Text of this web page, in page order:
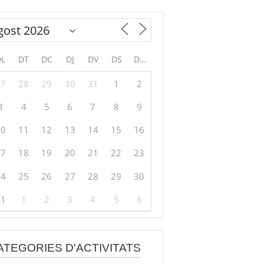
DT DC DJ DV DS DG
28 29 30 31 1
2
4 5 6 7 8
9
11 12 13 14 15
16
18 19 20 21 22
23
25 26 27 28 29
30
1 2 3 4 5 6
D'ACTIVITATS